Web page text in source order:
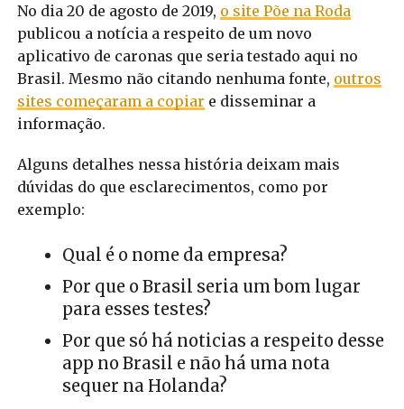
No dia 20 de agosto de 2019, o site Põe na Roda
publicou a notícia a respeito de um novo
aplicativo de caronas que seria testado aqui no
Brasil. Mesmo não citando nenhuma fonte, outros
sites começaram a copiar e disseminar a
informação.
Alguns detalhes nessa história deixam mais
dúvidas do que esclarecimentos, como por
exemplo:
Qual é o nome da empresa?
Por que o Brasil seria um bom lugar
para esses testes?
Por que só há noticias a respeito desse
app no Brasil e não há uma nota
sequer na Holanda?